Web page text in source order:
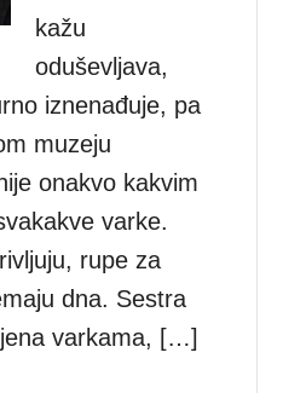
kažu
oduševljava,
iznenađuje, pa
muzeju
onakvo kakvim
varke.
rupe za
dna. Sestra
varkama, […]